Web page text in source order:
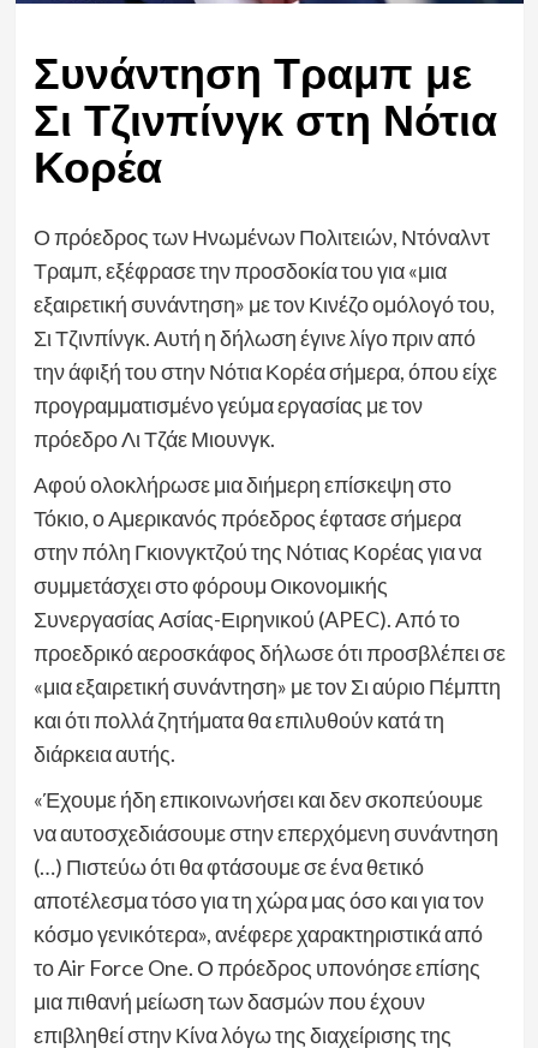
Συνάντηση Τραμπ με
Σι Τζινπίνγκ στη Νότια
Κορέα
Ο πρόεδρος των Ηνωμένων Πολιτειών, Ντόναλντ
Τραμπ, εξέφρασε την προσδοκία του για «μια
εξαιρετική συνάντηση» με τον Κινέζο ομόλογό του,
Σι Τζινπίνγκ. Αυτή η δήλωση έγινε λίγο πριν από
την άφιξή του στην Νότια Κορέα σήμερα, όπου είχε
προγραμματισμένο γεύμα εργασίας με τον
πρόεδρο Λι Τζάε Μιουνγκ.
Αφού ολοκλήρωσε μια διήμερη επίσκεψη στο
Τόκιο, ο Αμερικανός πρόεδρος έφτασε σήμερα
στην πόλη Γκιονγκτζού της Νότιας Κορέας για να
συμμετάσχει στο φόρουμ Οικονομικής
Συνεργασίας Ασίας-Ειρηνικού (APEC). Από το
προεδρικό αεροσκάφος δήλωσε ότι προσβλέπει σε
«μια εξαιρετική συνάντηση» με τον Σι αύριο Πέμπτη
και ότι πολλά ζητήματα θα επιλυθούν κατά τη
διάρκεια αυτής.
«Έχουμε ήδη επικοινωνήσει και δεν σκοπεύουμε
να αυτοσχεδιάσουμε στην επερχόμενη συνάντηση
(…) Πιστεύω ότι θα φτάσουμε σε ένα θετικό
αποτέλεσμα τόσο για τη χώρα μας όσο και για τον
κόσμο γενικότερα», ανέφερε χαρακτηριστικά από
το Air Force One. Ο πρόεδρος υπονόησε επίσης
μια πιθανή μείωση των δασμών που έχουν
επιβληθεί στην Κίνα λόγω της διαχείρισης της